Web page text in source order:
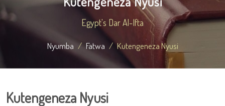
Egypt's Dar Al-Ifta
Nyumba Fatwa Kutengeneza Nyusi
Kutengeneza Nyusi